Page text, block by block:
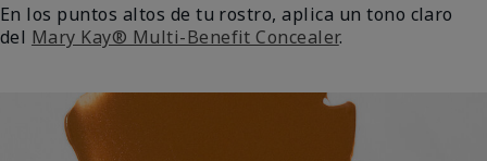
En los puntos altos de tu rostro, aplica un tono claro
del Mary Kay® Multi-Benefit Concealer.